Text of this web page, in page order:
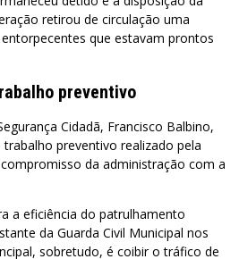
retirou de circulação uma
que estavam prontos
preventivo
Cidadã, Francisco Balbino,
preventivo realizado pela
da administração com a
a eficiência do patrulhamento
da Guarda Civil Municipal nos
sobretudo, é coibir o tráfico de